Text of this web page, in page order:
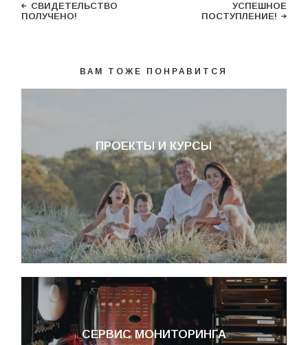
СВИДЕТЕЛЬСТВО
ПОЛУЧЕНО!
УСПЕШНОЕ
ПОСТУПЛЕНИЕ!
ВАМ ТОЖЕ ПОНРАВИТСЯ
ПРОЕКТЫ И КУРСЫ
СЕРВИС МОНИТОРИНГА